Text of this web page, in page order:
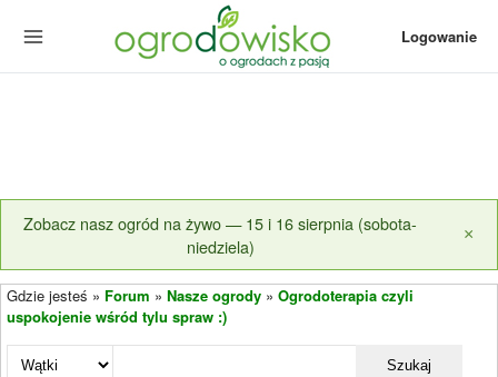
Logowanie
Zobacz nasz ogród na żywo — 15 i 16 sierpnia (sobota-
niedziela)
×
Gdzie jesteś » Forum » Nasze ogrody » Ogrodoterapia czyli
uspokojenie wśród tylu spraw :)
Szukaj